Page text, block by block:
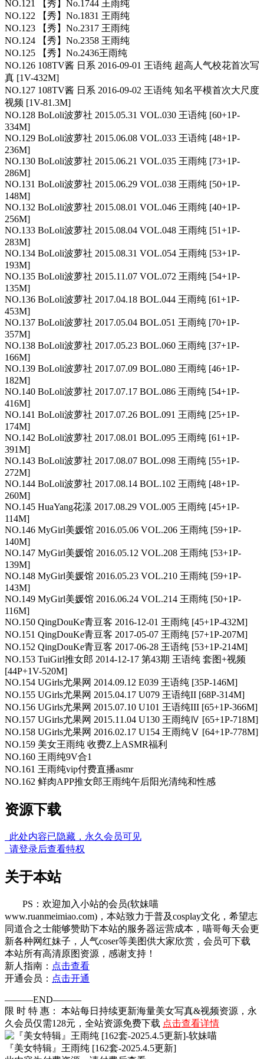
NO.121 【秀】No.1744 王雨纯
NO.122 【秀】No.1831 王雨纯
NO.123 【秀】No.2317 王雨纯
NO.124 【秀】No.2358 王雨纯
NO.125 【秀】No.2436王雨纯
NO.126 108TV酱 日系 2016-09-01 王语纯 超高人气校花首次写
真 [1V-432M]
NO.127 108TV酱 日系 2016-09-02 王语纯 知名平模首次大尺度
视频 [1V-81.3M]
NO.128 BoLoli波萝社 2015.05.31 VOL.030 王语纯 [60+1P-
334M]
NO.129 BoLoli波萝社 2015.06.08 VOL.033 王语纯 [48+1P-
236M]
NO.130 BoLoli波萝社 2015.06.21 VOL.035 王雨纯 [73+1P-
286M]
NO.131 BoLoli波萝社 2015.06.29 VOL.038 王雨纯 [50+1P-
148M]
NO.132 BoLoli波萝社 2015.08.01 VOL.046 王雨纯 [40+1P-
256M]
NO.133 BoLoli波萝社 2015.08.04 VOL.048 王雨纯 [51+1P-
283M]
NO.134 BoLoli波萝社 2015.08.31 VOL.054 王雨纯 [53+1P-
193M]
NO.135 BoLoli波萝社 2015.11.07 VOL.072 王雨纯 [54+1P-
135M]
NO.136 BoLoli波萝社 2017.04.18 BOL.044 王雨纯 [61+1P-
453M]
NO.137 BoLoli波萝社 2017.05.04 BOL.051 王雨纯 [70+1P-
357M]
NO.138 BoLoli波萝社 2017.05.23 BOL.060 王雨纯 [37+1P-
166M]
NO.139 BoLoli波萝社 2017.07.09 BOL.080 王雨纯 [46+1P-
182M]
NO.140 BoLoli波萝社 2017.07.17 BOL.086 王雨纯 [54+1P-
416M]
NO.141 BoLoli波萝社 2017.07.26 BOL.091 王雨纯 [25+1P-
174M]
NO.142 BoLoli波萝社 2017.08.01 BOL.095 王雨纯 [61+1P-
391M]
NO.143 BoLoli波萝社 2017.08.07 BOL.098 王雨纯 [55+1P-
272M]
NO.144 BoLoli波萝社 2017.08.14 BOL.102 王雨纯 [48+1P-
260M]
NO.145 HuaYang花漾 2017.08.29 VOL.005 王雨纯 [45+1P-
114M]
NO.146 MyGirl美媛馆 2016.05.06 VOL.206 王雨纯 [59+1P-
140M]
NO.147 MyGirl美媛馆 2016.05.12 VOL.208 王雨纯 [53+1P-
139M]
NO.148 MyGirl美媛馆 2016.05.23 VOL.210 王雨纯 [59+1P-
143M]
NO.149 MyGirl美媛馆 2016.06.24 VOL.214 王雨纯 [50+1P-
116M]
NO.150 QingDouKe青豆客 2016-12-01 王雨纯 [45+1P-432M]
NO.151 QingDouKe青豆客 2017-05-07 王雨纯 [57+1P-207M]
NO.152 QingDouKe青豆客 2017-06-28 王语纯 [53+1P-214M]
NO.153 TuiGirl推女郎 2014-12-17 第43期 王语纯 套图+视频
[44P+1V-520M]
NO.154 UGirls尤果网 2014.09.12 E039 王语纯 [35P-146M]
NO.155 UGirls尤果网 2015.04.17 U079 王语纯II [68P-314M]
NO.156 UGirls尤果网 2015.07.10 U101 王语纯III [65+1P-366M]
NO.157 UGirls尤果网 2015.11.04 U130 王雨纯Ⅳ [65+1P-718M]
NO.158 UGirls尤果网 2016.02.17 U154 王雨纯Ⅴ [64+1P-778M]
NO.159 美女王雨纯 收费Z上ASMR福利
NO.160 王雨纯9V合1
NO.161 王雨纯vip付费直播asmr
NO.162 鲜肉APP推女郎王雨纯午后阳光清纯和性感
资源下载
此处内容已隐藏，永久会员可见
请登录后查看特权
关于本站
PS：欢迎加入小站的会员(软妹喵
www.ruanmeimiao.com)，本站致力于普及cosplay文化，希望志
同道合之士能够赞助下本站的服务器运营成本，喵哥每天会更
新各种网红妹子，人气coser等美图供大家欣赏，会员可下载
本站所有高清原图资源，感谢支持！
新人指南： 点击查看
开通会员： 点击开通
———END———
限 时 特 惠： 本站每日持续更新海量美女写真&视频资源，永
久会员仅需128元，全站资源免费下载 点击查看详情
『美女特辑』王雨纯 [162套-2025.4.5更新]